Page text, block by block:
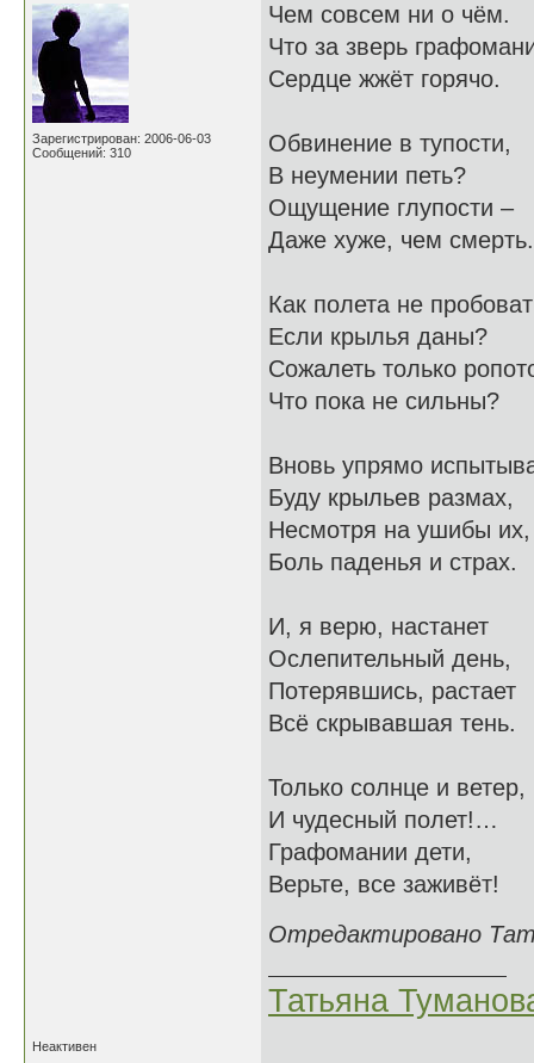
Зарегистрирован: 2006-06-03
Сообщений: 310
Чем совсем ни о чём.
Что за зверь
Сердце жжёт горячо.
Обвинение в тупости,
В неумении петь?
Ощущение глупости –
Даже хуже, чем смерть.
Как полета не
Если крылья даны?
Сожалеть только
Что пока не сильны?
Вновь упрямо
Буду крыльев размах,
Несмотря на ушибы их,
Боль паденья и страх.
И, я верю, настанет
Ослепительный день,
Потерявшись, растает
Всё скрывавшая тень.
Только солнце и ветер,
И чудесный полет!…
Графомании дети,
Верьте, все заживёт!
Отредактировано
Татьяна
Неактивен